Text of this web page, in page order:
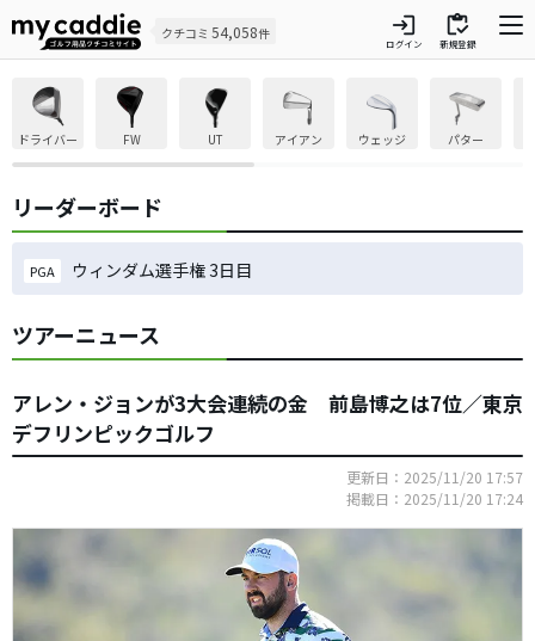
クチコミ 54,058件 login
ログイン
inventory
新規登録
ドライバー FW UT アイアン ウェッジ パター
リーダーボード
PGA ウィンダム選手権 3日目
ツアーニュース
アレン・ジョンが3大会連続の金 前島博之は7位／東京
デフリンピックゴルフ
更新日：2025/11/20 17:57
掲載日：2025/11/20 17:24